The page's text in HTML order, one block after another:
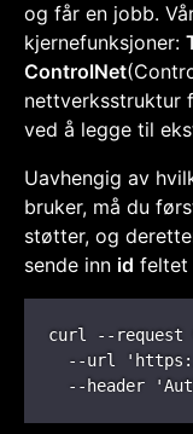
og får en jobb.
kjernefunksjoner:
ControlNet
nettverksstruktur
ved å legge til
Uavhengig av
bruker, må du
støtter, og
sende inn id feltet
curl --request
--url
--header